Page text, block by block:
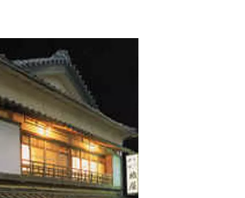
ため、バーベキュ
にならないように焚火台･コンロ等を